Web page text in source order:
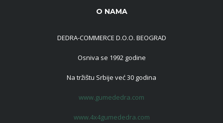
O NAMA
DEDRA-COMMERCE D.O.O. BEOGRAD
Osniva se 1992 godine
Na tržištu Srbije već 30 godina
www.gumededra.com
www.4x4gumededra.com